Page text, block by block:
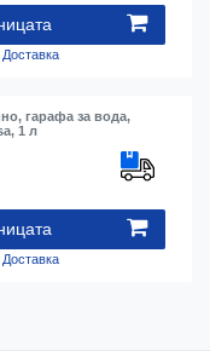
Доставка
гарафа за вода,
1 л
Доставка